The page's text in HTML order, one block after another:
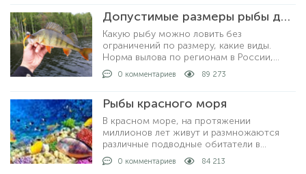
Допустимые размеры рыбы для вылова по регионам
Какую рыбу можно ловить без
ограничений по размеру, какие виды.
Норма вылова по регионам в России,
допустимые размеры рыбы для
любительской рыбалки. За что могут
нарушая закон.
0 комментариев 89 273
Рыбы красного моря
В красном море, на протяжении
миллионов лет живут и размножаются
различные подводные обитатели в
большом количестве. На сегодняшний
день известно о полутора тысячах видов
0 комментариев 84 213